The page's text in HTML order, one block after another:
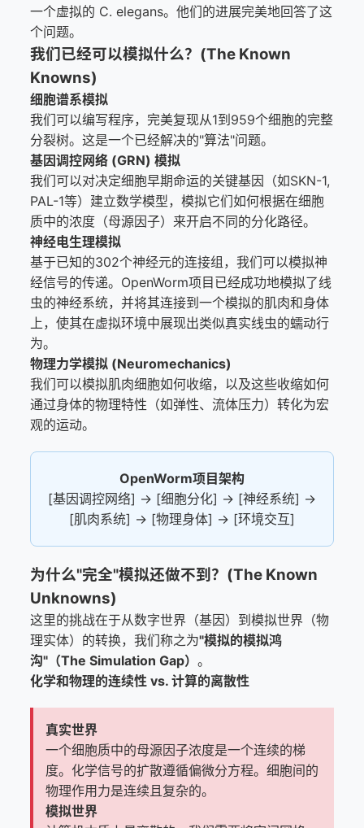
一个虚拟的 C. elegans。他们的进展完美地回答了这
个问题。
我们已经可以模拟什么？(The Known
Knowns)
细胞谱系模拟
我们可以编写程序，完美复现从1到959个细胞的完整
分裂树。这是一个已经解决的"算法"问题。
基因调控网络 (GRN) 模拟
我们可以对决定细胞早期命运的关键基因（如SKN-1,
PAL-1等）建立数学模型，模拟它们如何根据在细胞
质中的浓度（母源因子）来开启不同的分化路径。
神经电生理模拟
基于已知的302个神经元的连接组，我们可以模拟神
经信号的传递。OpenWorm项目已经成功地模拟了线
虫的神经系统，并将其连接到一个模拟的肌肉和身体
上，使其在虚拟环境中展现出类似真实线虫的蠕动行
为。
物理力学模拟 (Neuromechanics)
我们可以模拟肌肉细胞如何收缩，以及这些收缩如何
通过身体的物理特性（如弹性、流体压力）转化为宏
观的运动。
OpenWorm项目架构
[基因调控网络] → [细胞分化] → [神经系统] →
[肌肉系统] → [物理身体] → [环境交互]
为什么"完全"模拟还做不到？(The Known
Unknowns)
这里的挑战在于从数字世界（基因）到模拟世界（物
理实体）的转换，我们称之为"模拟的模拟鸿
沟"（The Simulation Gap）。
化学和物理的连续性 vs. 计算的离散性
真实世界
一个细胞质中的母源因子浓度是一个连续的梯
度。化学信号的扩散遵循偏微分方程。细胞间的
物理作用力是连续且复杂的。
模拟世界